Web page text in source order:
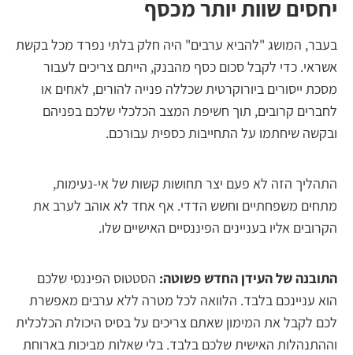
שוות יותר מכסף
המושג "להביא ערבים" היה חלק בלתי נפרד מכל בקשת
כדי לקבל סכום כסף מהבנק, הייתם צריכים לעבור
ייסורים ביורוקרטית שכללה פנייה להורים, לאחים או
קרובים, תוך חשיפת המצב הכלכלי שלכם בפניהם
שיחתמו על התחייבות כספית עבורכם.
הזה לא פעם יצר תחושות קשות של אי-נעימות,
משפחתיים וחשש הדדי. אף אחד לא אוהב לערב את
אליו בעניינים הפיננסיים האישיים שלו.
של העידן החדש פשוטה:הסטטוס הפיננסי שלכם
עניינכם בלבד. הלוואה לכל מטרה ללא ערבים מאפשרת
לקבל את המימון שאתם צריכים על בסיס היכולת הכלכלית
האישית שלכם בלבד. בלי שאלות מביכות בארוחת